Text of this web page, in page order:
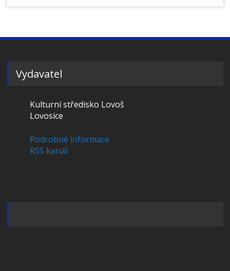
Vydavatel
Kulturní středisko Lovoš
Lovosice
Podrobné informace
RSS kanál